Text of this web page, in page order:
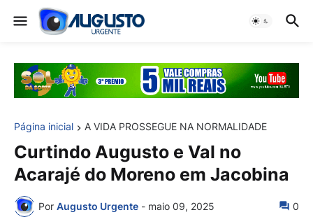
Página inicial A VIDA PROSSEGUE NA NORMALIDADE
Curtindo Augusto e Val no
Acarajé do Moreno em Jacobina
Por Augusto Urgente - maio 09, 2025 0